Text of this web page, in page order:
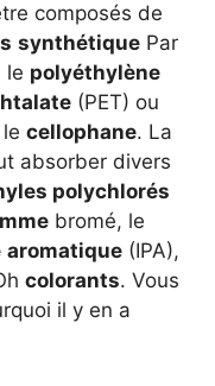
composés de
synthétique Par
le polyéthylène
(PET) ou
cellophane. La
absorber divers
polychlorés
bromé, le
aromatique (IPA),
colorants. Vous
il y en a